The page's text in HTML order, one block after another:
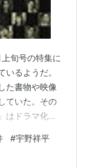
旬号の特集に
るようだ。
た書物や映像
ていた。その
はドラマ化、
ブルーレイ
別)
#宇野祥平